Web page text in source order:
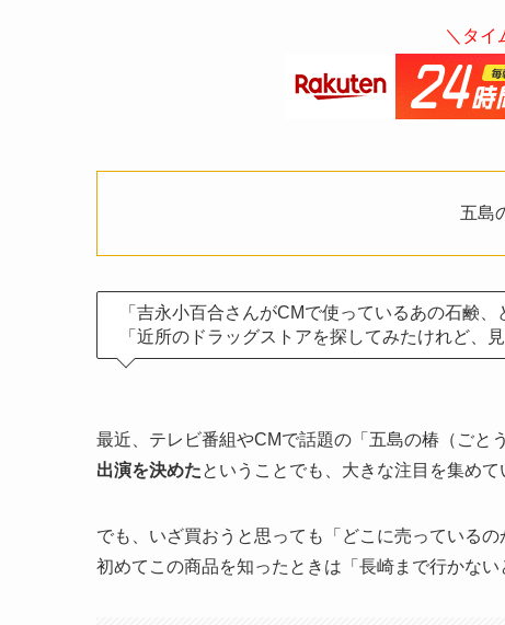
＼タイ
五島
「吉永小百合さんがCMで使っているあの石鹸、
「近所のドラッグストアを探してみたけれど、
最近、テレビ番組やCMで話題の「五島の椿（ごと
出演を決めたということでも、大きな注目を集めて
でも、いざ買おうと思っても「どこに売っている
初めてこの商品を知ったときは「長崎まで行かな